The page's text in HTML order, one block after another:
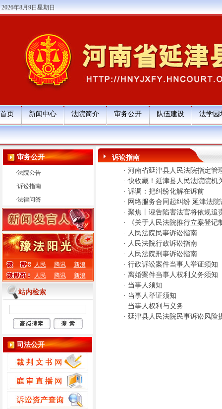
2026年8月9日星期日
首页 新闻中心 法院简介 审务公开 队伍建设 法学园
审务公开
·法院公告
·诉讼指南
·法律问答
人民 腾讯
新浪
人民
腾讯 新浪
站内检索
司法公开
诉讼指南
· 河南省延津县人民法院指定管
· 快收藏！延津县人民法院院机
· 诉调：把纠纷化解在诉前
· 网络服务合同起纠纷 延津法
· 聚焦丨诬告陷害法官将依规追
·
《关于人民法院推行立案登
· 人民法院民事诉讼指南
· 人民法院行政诉讼指南
· 人民法院刑事诉讼指南
· 行政诉讼案件当事人举证须知
· 离婚案件当事人权利义务须知
· 当事人须知
· 当事人举证须知
· 当事人权利与义务
· 延津县人民法院民事诉讼风险